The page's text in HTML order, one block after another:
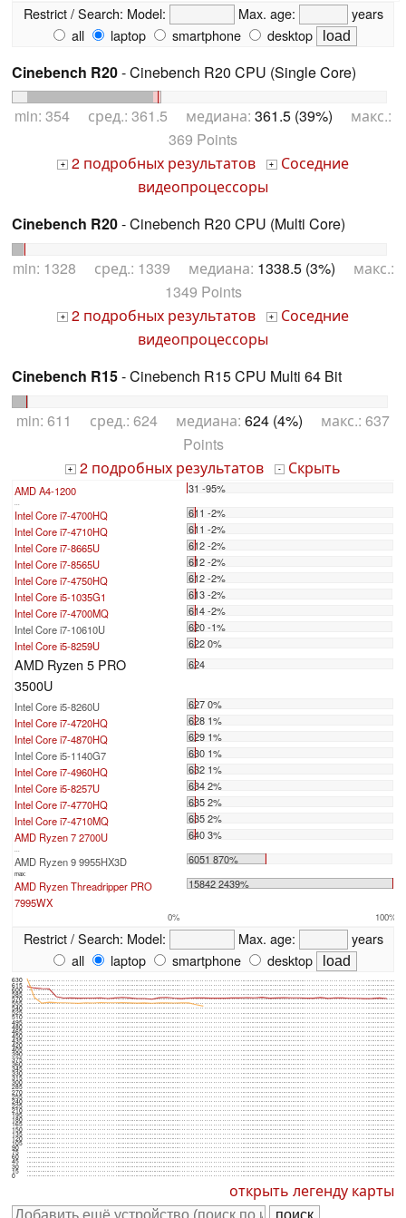
Restrict / Search: Model: Max. age:
years
all
laptop smartphone desktop
Cinebench R20- Cinebench R20 CPU (Single Core)
min: 354 сред.: 361.5 медиана: 361.5 (39%) макс.:
369 Points
+ 2 подробных результатов + Соседние
видеопроцессоры
Cinebench R20- Cinebench R20 CPU (Multi Core)
min: 1328 сред.: 1339 медиана: 1338.5 (3%) макс.:
1349 Points
+ 2 подробных результатов + Соседние
видеопроцессоры
Cinebench R15- Cinebench R15 CPU Multi 64 Bit
min: 611 сред.: 624 медиана: 624 (4%) макс.: 637
Points
+ 2 подробных результатов - Скрыть
AMD A4-1200 31 -95%
...
Intel Core i7-4700HQ
611 -2%
Intel Core i7-4710HQ
611 -2%
Intel Core i7-8665U
612 -2%
Intel Core i7-8565U
612 -2%
Intel Core i7-4750HQ
612 -2%
Intel Core i5-1035G1
613 -2%
Intel Core i7-4700MQ
614 -2%
Intel Core i7-10610U
620 -1%
Intel Core i5-8259U
622 0%
AMD Ryzen 5 PRO
3500U
624
Intel Core i5-8260U
627 0%
Intel Core i7-4720HQ
628 1%
Intel Core i7-4870HQ
629 1%
Intel Core i5-1140G7
630 1%
Intel Core i7-4960HQ
632 1%
Intel Core i5-8257U
634 2%
Intel Core i7-4770HQ
635 2%
Intel Core i7-4710MQ
635 2%
AMD Ryzen 7 2700U
640 3%
...
AMD Ryzen 9 9955HX3D 6051 870%
max:
AMD Ryzen Threadripper PRO
7995WX
15842 2439%
0% 100%
Restrict / Search: Model: Max. age:
years
all
laptop smartphone desktop
0
15
30
45
60
75
90
105
120
135
150
165
180
195
210
225
240
255
270
285
300
315
330
345
360
375
390
405
420
435
450
465
480
495
510
525
540
555
570
585
600
615
630
открыть легенду карты